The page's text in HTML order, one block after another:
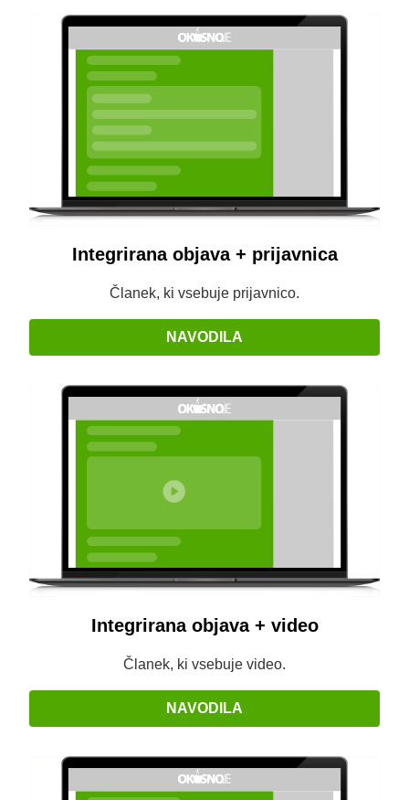
Integrirana objava + prijavnica
Članek, ki vsebuje prijavnico.
NAVODILA
Integrirana objava + video
Članek, ki vsebuje video.
NAVODILA